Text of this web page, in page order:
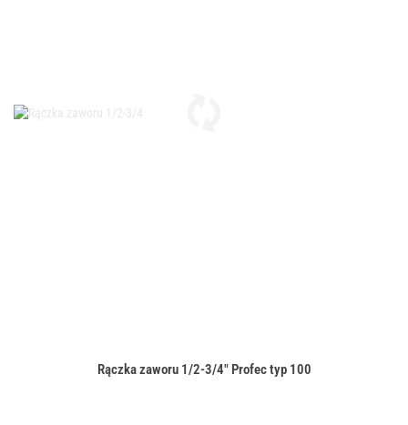
Rączka zaworu 1/2-3/4" Profec typ 100